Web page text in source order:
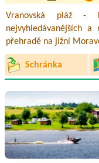
Vranovská pláž
nejvyhledávanějších a
přehradě na jižní
Schránka